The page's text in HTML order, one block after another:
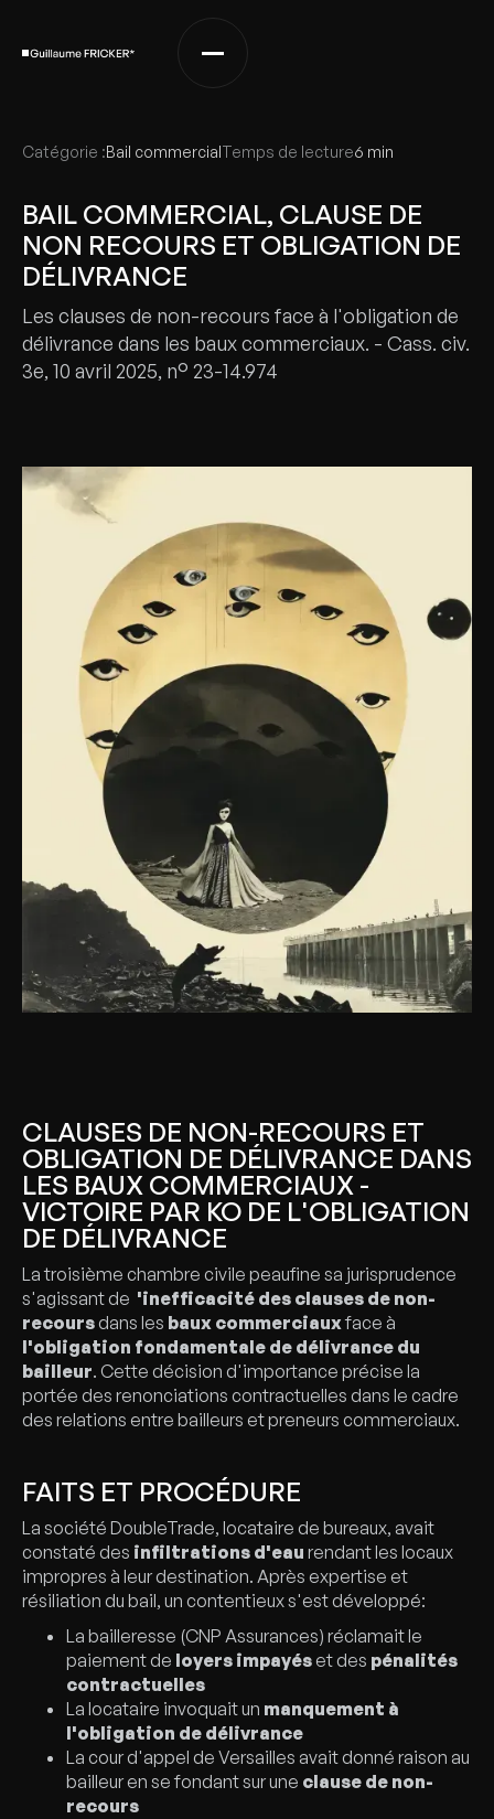
Catégorie :Bail commercialTemps de lecture6 min
BAIL COMMERCIAL, CLAUSE DE
NON RECOURS ET OBLIGATION DE
DÉLIVRANCE
Les clauses de non-recours face à l'obligation de
délivrance dans les baux commerciaux. - Cass. civ.
3e, 10 avril 2025, n° 23-14.974
CLAUSES DE NON-RECOURS ET
OBLIGATION DE DÉLIVRANCE DANS
LES BAUX COMMERCIAUX -
VICTOIRE PAR KO DE L'OBLIGATION
DE DÉLIVRANCE
La troisième chambre civile peaufine sa jurisprudence
s'agissant de 'inefficacité des clauses de non-
recoursdans les baux commerciauxface à
l'obligation fondamentale de délivrance du
bailleur. Cette décision d'importance précise la
portée des renonciations contractuelles dans le cadre
des relations entre bailleurs et preneurs commerciaux.
FAITS ET PROCÉDURE
La société DoubleTrade, locataire de bureaux, avait
constaté des infiltrations d'eau rendant les locaux
impropres à leur destination. Après expertise et
résiliation du bail, un contentieux s'est développé:
La bailleresse (CNP Assurances) réclamait le
paiement de loyers impayéset des pénalités
contractuelles
La locataire invoquait un manquement à
l'obligation de délivrance
La cour d'appel de Versailles avait donné raison au
bailleur en se fondant sur une clause de non-
recours